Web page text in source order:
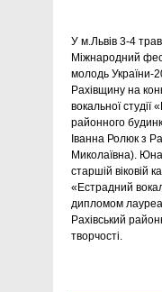
У м.Львів 3-4
Міжнародний
молодь України-
Рахівщину на
вокальної студії
районного
Іванна Ролюк з
Миколаївна).
старшій віковій
«Естрадний
дипломом
Рахівський
творчості.